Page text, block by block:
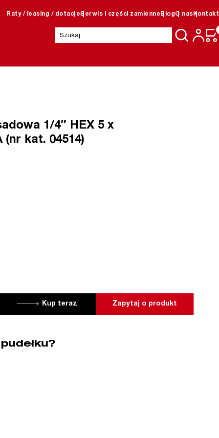
Raty / leasing / dotacjeSerwis i części zamienne BlogO nas Kontakt
Szukaj:
1/4″ HEX 5 x
(nr kat. 04514)
Zapytaj o produkt
Kup teraz